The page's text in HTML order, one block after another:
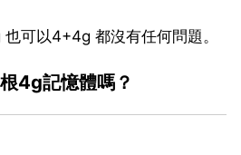
可以4+4g 都沒有任何問題。
4g記憶體嗎？